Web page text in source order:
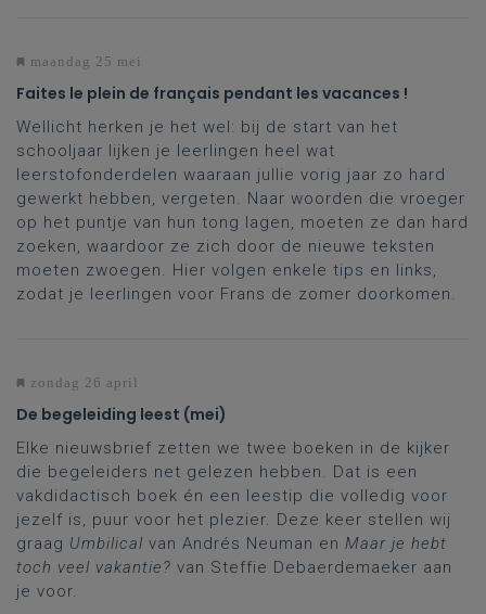
maandag 25 mei
Faites le plein de français pendant les vacances !
Wellicht herken je het wel: bij de start van het
schooljaar lijken je leerlingen heel wat
leerstofonderdelen waaraan jullie vorig jaar zo hard
gewerkt hebben, vergeten. Naar woorden die vroeger
op het puntje van hun tong lagen, moeten ze dan hard
zoeken, waardoor ze zich door de nieuwe teksten
moeten zwoegen. Hier volgen enkele tips en links,
zodat je leerlingen voor Frans de zomer doorkomen.
zondag 26 april
De begeleiding leest (mei)
Elke nieuwsbrief zetten we twee boeken in de kijker
die begeleiders net gelezen hebben. Dat is een
vakdidactisch boek én een leestip die volledig voor
jezelf is, puur voor het plezier. Deze keer stellen wij
graag Umbilical van Andrés Neuman en Maar je hebt
toch veel vakantie? van Steffie Debaerdemaeker aan
je voor.